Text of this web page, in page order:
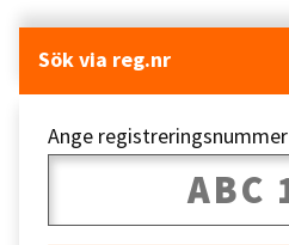
Sök via reg.nr
Ange registreringsnummer